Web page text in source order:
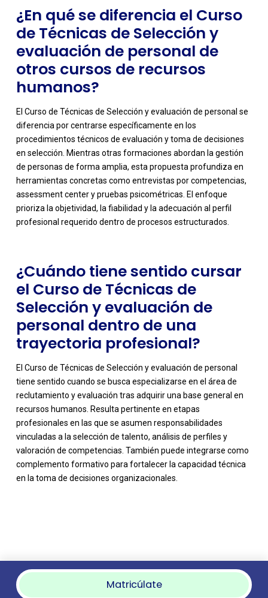
¿En qué se diferencia el Curso
de Técnicas de Selección y
evaluación de personal de
otros cursos de recursos
humanos?
El Curso de Técnicas de Selección y evaluación de personal se
diferencia por centrarse específicamente en los
procedimientos técnicos de evaluación y toma de decisiones
en selección. Mientras otras formaciones abordan la gestión
de personas de forma amplia, esta propuesta profundiza en
herramientas concretas como entrevistas por competencias,
assessment center y pruebas psicométricas. El enfoque
prioriza la objetividad, la fiabilidad y la adecuación al perfil
profesional requerido dentro de procesos estructurados.
-
¿Cuándo tiene sentido cursar
el Curso de Técnicas de
Selección y evaluación de
personal dentro de una
trayectoria profesional?
El Curso de Técnicas de Selección y evaluación de personal
tiene sentido cuando se busca especializarse en el área de
reclutamiento y evaluación tras adquirir una base general en
recursos humanos. Resulta pertinente en etapas
profesionales en las que se asumen responsabilidades
vinculadas a la selección de talento, análisis de perfiles y
valoración de competencias. También puede integrarse como
complemento formativo para fortalecer la capacidad técnica
en la toma de decisiones organizacionales.
Matricúlate